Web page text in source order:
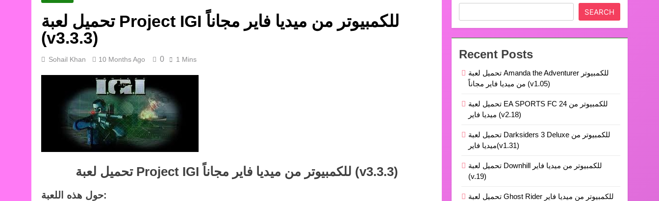
تحميل لعبة Project IGI للكمبيوتر من ميديا فاير مجاناً
(v3.3.3)
Sohail Khan 10 Months Ago 0 1 Mins
تحميل لعبة Project IGI للكمبيوتر من ميديا فاير مجاناً (v3.3.3)
حول هذه اللعبة:
SEARCH
Recent Posts
تحميل لعبة Amanda the Adventurer للكمبيوتر
من ميديا فاير مجاناً (v1.05)
تحميل لعبة EA SPORTS FC 24 للكمبيوتر من
ميديا فاير (v2.18)
تحميل لعبة Darksiders 3 Deluxe للكمبيوتر من
ميديا فاير(v1.31)
تحميل لعبة Downhill للكمبيوتر من ميديا فاير
(v.19)
تحميل لعبة Ghost Rider للكمبيوتر من ميديا فاير